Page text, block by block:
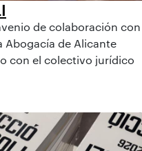
de colaboración con
Abogacía de Alicante
con el colectivo jurídico